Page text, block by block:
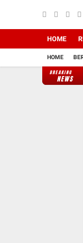
HOME
HOME
BREAKING
NEWS
Hadir di RSUD dr.